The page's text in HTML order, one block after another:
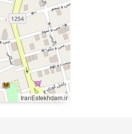
IranEstekhdam.ir